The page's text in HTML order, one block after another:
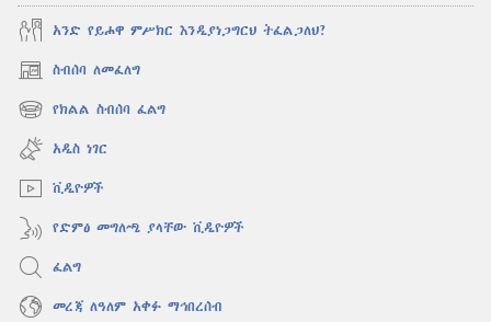
አንድ የይሖዋ ምሥክር እንዲያነጋግርህ ትፈልጋለህ?
ስብሰባ ለመፈለግ
(አዲስ
ዊንዶው
ክፈት)
የክልል ስብሰባ ፈልግ
(አዲስ
ዊንዶው
ክፈት)
አዲስ ነገር
ቪዲዮዎች
የድምፅ መግለጫ ያላቸው ቪዲዮዎች
ፈልግ
መረጃ ለዓለም አቀፉ ማኅበረሰብ